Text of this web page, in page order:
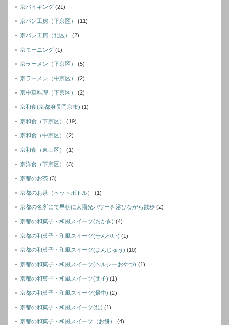
京バイキング (21)
京パン工房（下京区） (11)
京パン工房（北区） (2)
京モーニング (1)
京ラーメン（下京区） (5)
京ラーメン（中京区） (2)
京中華料理（下京区） (2)
京和食(京都府長岡京市) (1)
京和食（下京区） (19)
京和食（中京区） (2)
京和食（東山区） (1)
京洋食（下京区） (3)
京都のお茶 (3)
京都のお茶（ペットボトル） (1)
京都の名所にて早朝に太陽光パワーを浴びながら散歩 (2)
京都の和菓子・和風スイーツ(おかき) (4)
京都の和菓子・和風スイーツ(せんぺい) (1)
京都の和菓子・和風スイーツ(まんじゅう) (10)
京都の和菓子・和風スイーツ(ヘルシーおやつ) (1)
京都の和菓子・和風スイーツ(団子) (1)
京都の和菓子・和風スイーツ(最中) (2)
京都の和菓子・和風スイーツ(飴) (1)
京都の和菓子・和風スイーツ（お餅） (4)